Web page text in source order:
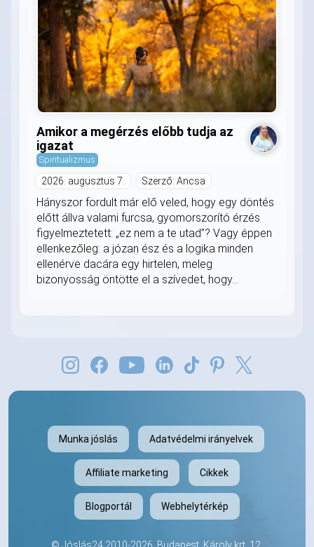
Amikor a megérzés előbb tudja az
igazat
Spiritualizmus
2026. augusztus 7. Szerző: Ancsa
Hányszor fordult már elő veled, hogy egy döntés
előtt állva valami furcsa, gyomorszorító érzés
figyelmeztetett: „ez nem a te utad”? Vagy éppen
ellenkezőleg: a józan ész és a logika minden
ellenérve dacára egy hirtelen, meleg
bizonyosság öntötte el a szívedet, hogy...
Munka jóslás Adatvédelmi irányelvek
Affiliate marketing Cikkek
Blogportál Webhelytérkép